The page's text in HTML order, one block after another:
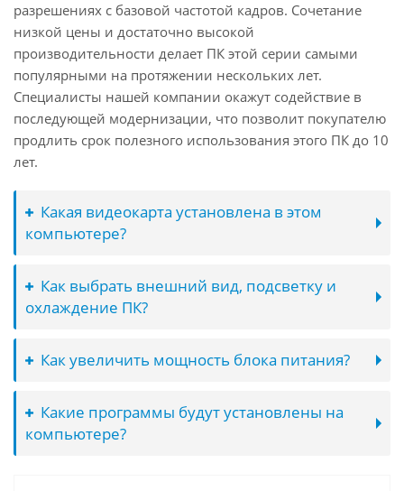
разрешениях с базовой частотой кадров. Сочетание
низкой цены и достаточно высокой
производительности делает ПК этой серии самыми
популярными на протяжении нескольких лет.
Специалисты нашей компании окажут содействие в
последующей модернизации, что позволит покупателю
продлить срок полезного использования этого ПК до 10
лет.
Какая видеокарта установлена в этом
компьютере?
Как выбрать внешний вид, подсветку и
охлаждение ПК?
Как увеличить мощность блока питания?
Какие программы будут установлены на
компьютере?